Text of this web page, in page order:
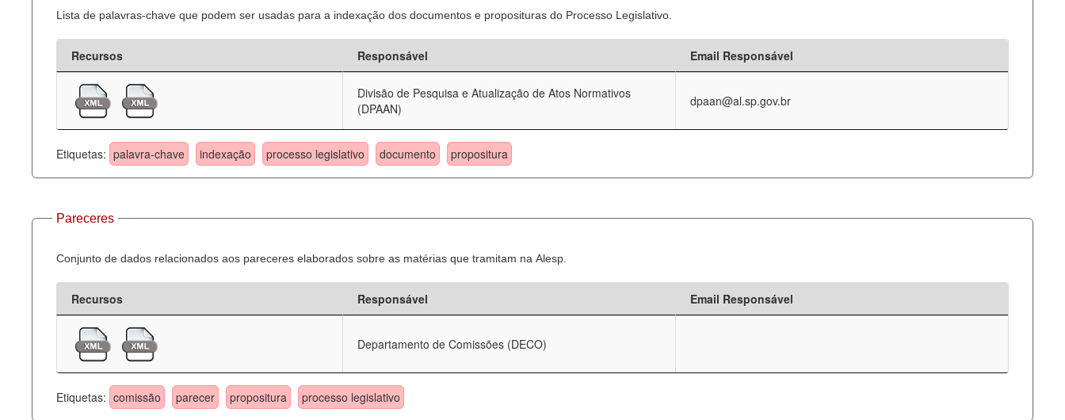
Lista de palavras-chave que podem ser usadas para a indexação dos documentos e proposituras do Processo Legislativo.
Recursos Responsável Email Responsável
Divisão de Pesquisa e Atualização de Atos Normativos
(DPAAN)
dpaan@al.sp.gov.br
Etiquetas: palavra-chave indexação processo legislativo documento propositura
Pareceres
Conjunto de dados relacionados aos pareceres elaborados sobre as matérias que tramitam na Alesp.
Recursos Responsável Email Responsável
Departamento de Comissões (DECO)
Etiquetas: comissão parecer propositura processo legislativo